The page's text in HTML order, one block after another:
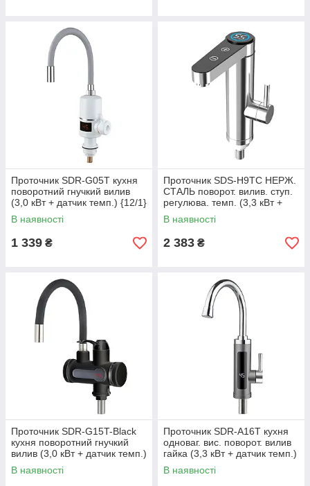
Проточник SDR-G05T кухня
поворотний гнучкий вилив
(3,0 кВт + датчик темп.) {12/1}
В наявності
1 339 ₴
Проточник SDS-H9TC НЕРЖ.
СТАЛЬ поворот. вилив. ступ.
регулюва. темп. (3,3 кВт +
датчик темп.) {10/1}
В наявності
2 383 ₴
Проточник SDR-G15T-Black
кухня поворотний гнучкий
вилив (3,0 кВт + датчик темп.)
{10/1}
В наявності
Проточник SDR-A16T кухня
одноваг. вис. поворот. вилив
гайка (3,3 кВт + датчик темп.)
{10/1}
В наявності